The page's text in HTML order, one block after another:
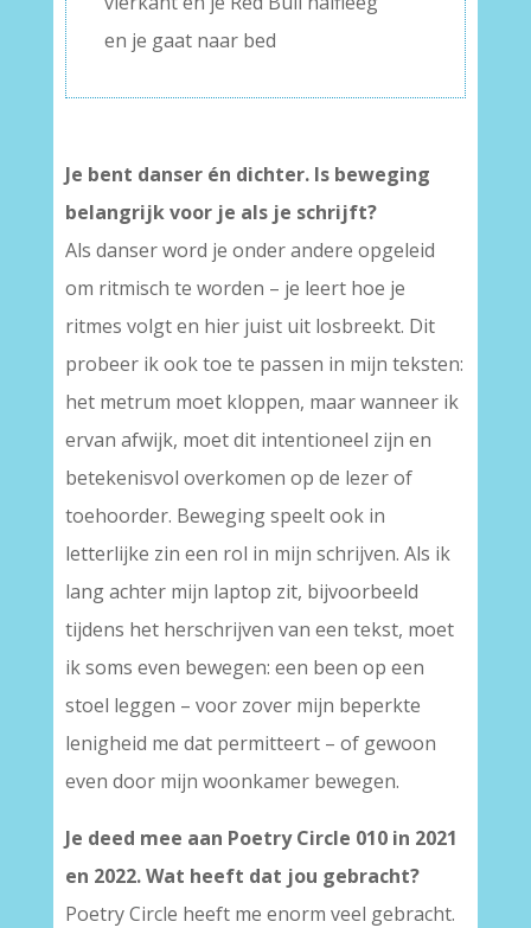
en je gaat naar bed
Je bent danser én dichter. Is beweging
belangrijk voor je als je schrijft?
Als danser word je onder andere opgeleid
om ritmisch te worden – je leert hoe je
ritmes volgt en hier juist uit losbreekt. Dit
probeer ik ook toe te passen in mijn teksten:
het metrum moet kloppen, maar wanneer ik
ervan afwijk, moet dit intentioneel zijn en
betekenisvol overkomen op de lezer of
toehoorder. Beweging speelt ook in
letterlijke zin een rol in mijn schrijven. Als ik
lang achter mijn laptop zit, bijvoorbeeld
tijdens het herschrijven van een tekst, moet
ik soms even bewegen: een been op een
stoel leggen – voor zover mijn beperkte
lenigheid me dat permitteert – of gewoon
even door mijn woonkamer bewegen.
Je deed mee aan Poetry Circle 010 in 2021
en 2022. Wat heeft dat jou gebracht?
Poetry Circle heeft me enorm veel gebracht.